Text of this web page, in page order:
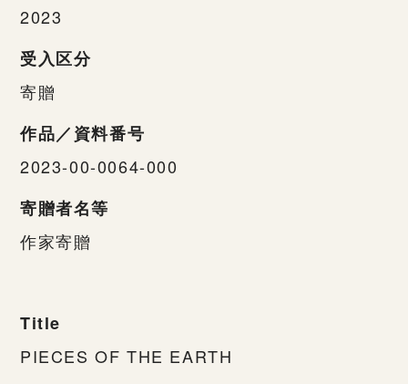
2023
受入区分
寄贈
作品／資料番号
2023-00-0064-000
寄贈者名等
作家寄贈
Title
PIECES OF THE EARTH